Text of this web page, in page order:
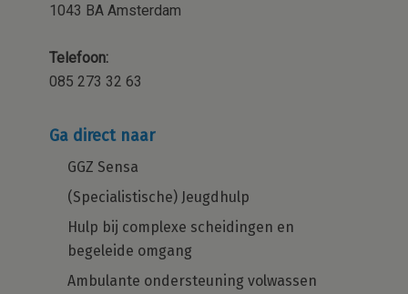
1043 BA Amsterdam
Telefoon:
085 273 32 63
Ga direct naar
GGZ Sensa
(Specialistische) Jeugdhulp
Hulp bij complexe scheidingen en
begeleide omgang
Ambulante ondersteuning volwassen